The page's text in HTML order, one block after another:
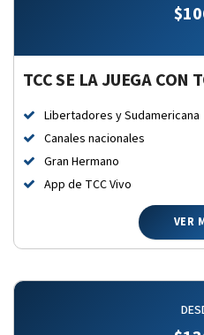
$
TCC SE LA JUEGA CON
Libertadores y Sudamericana
Canales nacionales
Gran Hermano
App de TCC Vivo
VER